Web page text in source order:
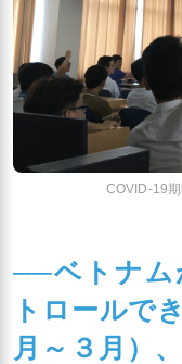
COVID-19
──ベトナム
トロールで
月～３月）